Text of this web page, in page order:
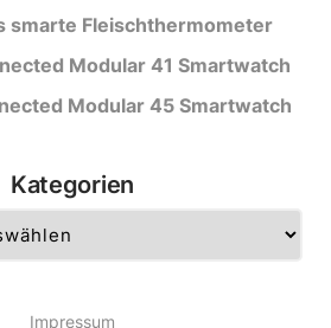
smarte Fleischthermometer
Modular 41 Smartwatch
Modular 45 Smartwatch
Kategorien
Impressum